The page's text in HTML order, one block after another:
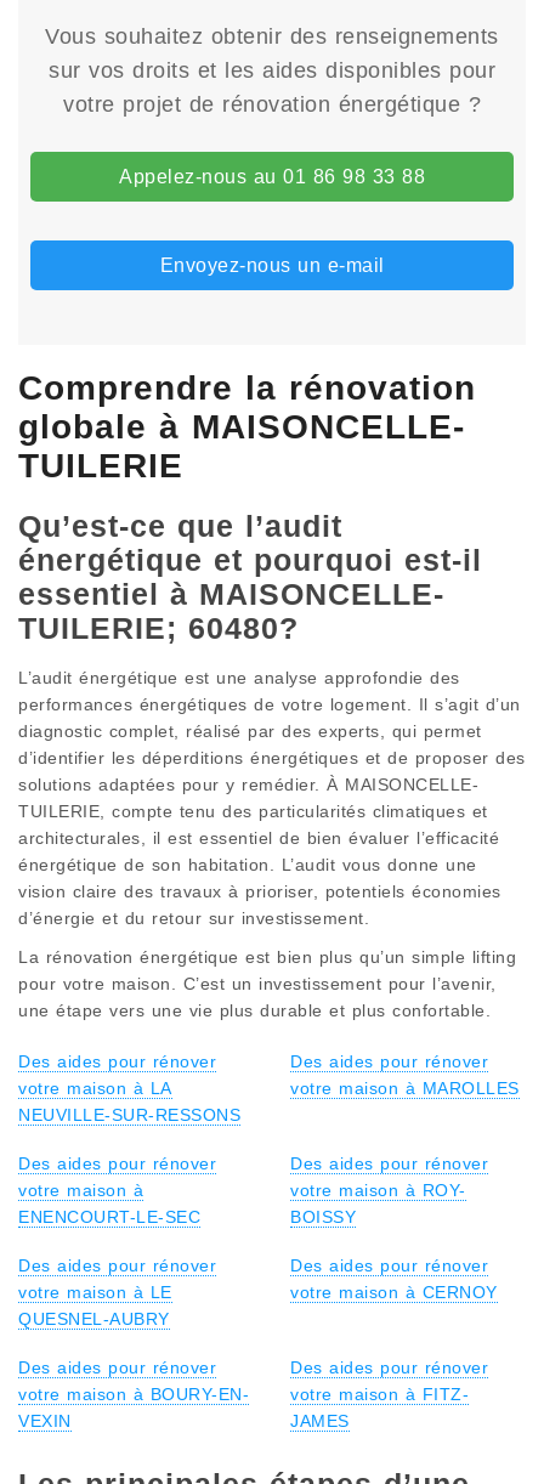
Vous souhaitez obtenir des renseignements
sur vos droits et les aides disponibles pour
votre projet de rénovation énergétique ?
Appelez-nous au 01 86 98 33 88
Envoyez-nous un e-mail
Comprendre la rénovation
globale à MAISONCELLE-
TUILERIE
Qu’est-ce que l’audit
énergétique et pourquoi est-il
essentiel à MAISONCELLE-
TUILERIE; 60480?
L’audit énergétique est une analyse approfondie des
performances énergétiques de votre logement. Il s’agit d’un
diagnostic complet, réalisé par des experts, qui permet
d’identifier les déperditions énergétiques et de proposer des
solutions adaptées pour y remédier. À MAISONCELLE-
TUILERIE, compte tenu des particularités climatiques et
architecturales, il est essentiel de bien évaluer l’efficacité
énergétique de son habitation. L’audit vous donne une
vision claire des travaux à prioriser, potentiels économies
d’énergie et du retour sur investissement.
La rénovation énergétique est bien plus qu’un simple lifting
pour votre maison. C’est un investissement pour l’avenir,
une étape vers une vie plus durable et plus confortable.
Des aides pour rénover
votre maison à LA
NEUVILLE-SUR-RESSONS
Des aides pour rénover
votre maison à MAROLLES
Des aides pour rénover
votre maison à
ENENCOURT-LE-SEC
Des aides pour rénover
votre maison à ROY-
BOISSY
Des aides pour rénover
votre maison à LE
QUESNEL-AUBRY
Des aides pour rénover
votre maison à CERNOY
Des aides pour rénover
votre maison à BOURY-EN-
VEXIN
Des aides pour rénover
votre maison à FITZ-
JAMES